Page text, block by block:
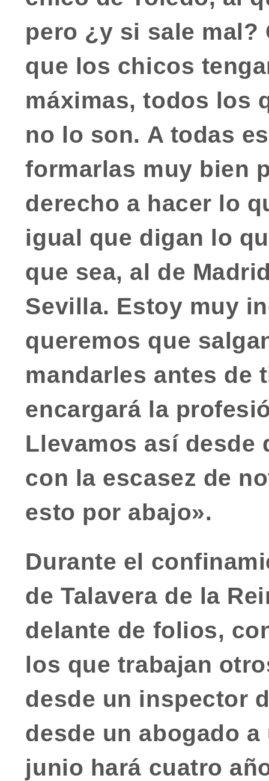
pero ¿y si sale mal?
que los chicos
máximas, todos los
no lo son. A todas
formarlas muy bien
derecho a hacer lo
igual que digan lo
que sea, al de
Sevilla. Estoy muy
queremos que
mandarles antes de
encargará la
Llevamos así desde
con la escasez de
esto por abajo».
Durante el
de Talavera de la
delante de folios,
los que trabajan
desde un inspector
desde un abogado
junio hará cuatro